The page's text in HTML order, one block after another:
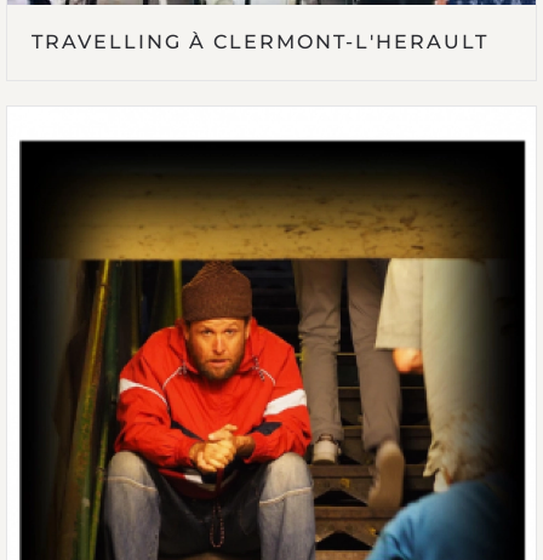
TRAVELLING À CLERMONT-L'HERAULT